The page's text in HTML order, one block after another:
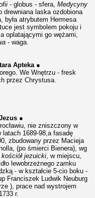
- globus - sfera, Medycyny
drewniana laska ozdobiona
była atrybutem Hermesa
jest symbolem pokoju i
oplatającymi go wężami,
- waga.
Apteka ●
We Wnętrzu - fresk
przez Chrystusa.
●
nie zniszczony w
latach 1689-98,a fasadę
zbudowany przez Macieja
(po śmierci Bienera), wg
kościół jezuicki, w miejscu,
lewobrzeżnego zamku
- w kształcie 5-cio boku -
Franciszek Ludwik Neuburg
), prace nad wystrojem
r.